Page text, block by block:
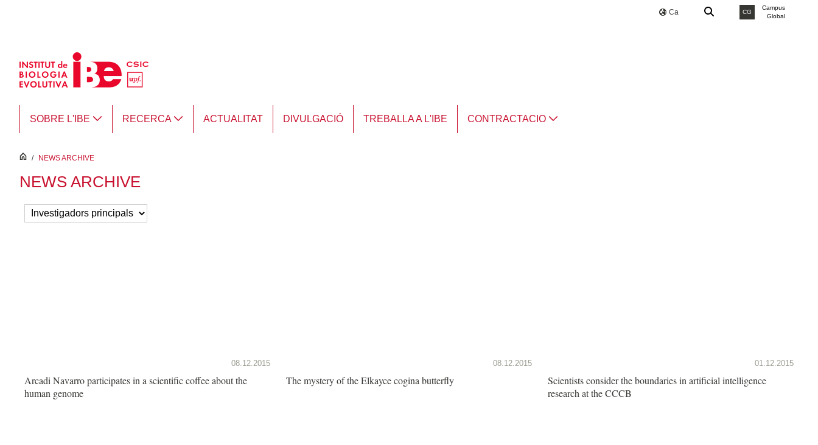
Ca CG
Campus
Global
SOBRE L'IBE RECERCA ACTUALITAT DIVULGACIÓ TREBALLA A L'IBE CONTRACTACIO
inici
/ NEWS ARCHIVE
NEWS ARCHIVE
08.12.2015
Arcadi Navarro participates in a scientific coffee about the
human genome
08.12.2015
The mystery of the Elkayce cogina butterfly
01.12.2015
Scientists consider the boundaries in artificial intelligence
research at the CCCB